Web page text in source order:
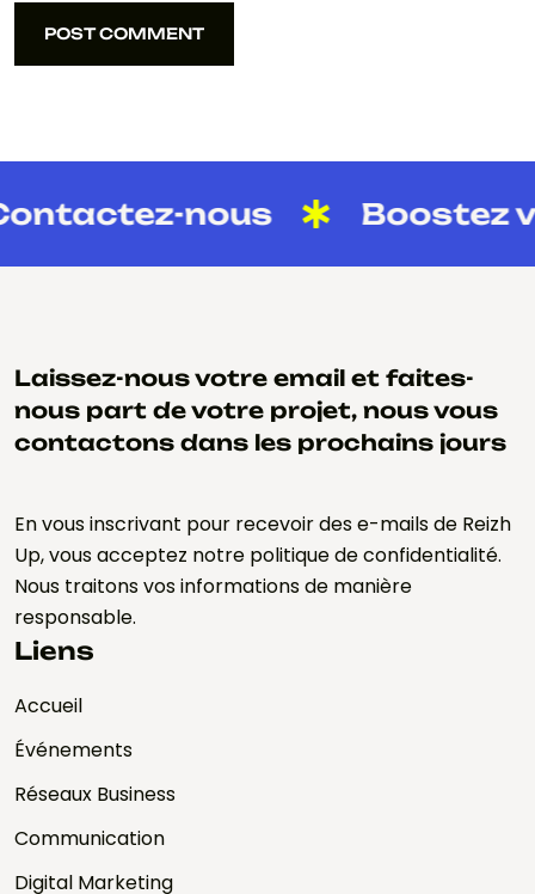
POST COMMENT
nous Boostez
Laissez-nous votre email et faites-
nous part de votre projet, nous vous
contactons dans les prochains jours
En vous inscrivant pour recevoir des e-mails de Reizh
Up, vous acceptez notre politique de confidentialité.
Nous traitons vos informations de manière
responsable.
Liens
Accueil
Événements
Réseaux Business
Communication
Digital Marketing